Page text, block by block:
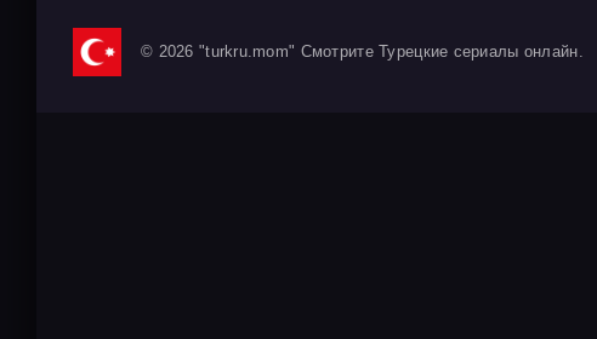
© 2026 "turkru.mom" Смотрите Турецкие сериалы онлайн.